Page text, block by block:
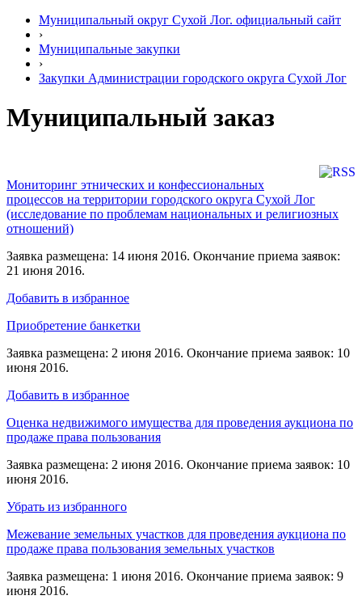
Муниципальный округ Сухой Лог. официальный сайт
›
Муниципальные закупки
›
Закупки Администрации городского округа Сухой Лог
Муниципальный заказ
Мониторинг этнических и конфессиональных
процессов на территории городского округа Сухой Лог
(исследование по проблемам национальных и религиозных
отношений)
Заявка размещена: 14 июня 2016. Окончание приема заявок:
21 июня 2016.
Добавить в избранное
Приобретение банкетки
Заявка размещена: 2 июня 2016. Окончание приема заявок: 10
июня 2016.
Добавить в избранное
Оценка недвижимого имущества для проведения аукциона по
продаже права пользования
Заявка размещена: 2 июня 2016. Окончание приема заявок: 10
июня 2016.
Убрать из избранного
Межевание земельных участков для проведения аукциона по
продаже права пользования земельных участков
Заявка размещена: 1 июня 2016. Окончание приема заявок: 9
июня 2016.